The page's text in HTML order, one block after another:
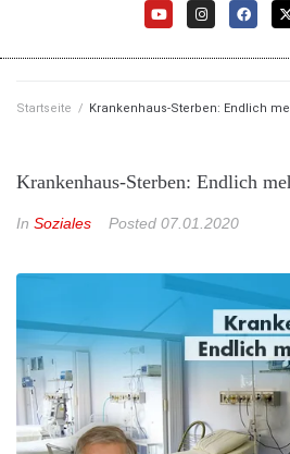
Startseite / Krankenhaus-Sterben: Endlich
Krankenhaus-Sterben: Endlich
In Soziales Posted 07.01.2020